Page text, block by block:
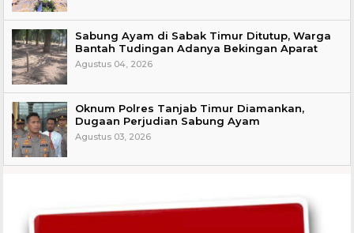
Sabung Ayam di Sabak Timur Ditutup, Warga
Bantah Tudingan Adanya Bekingan Aparat
Agustus 04, 2026
Oknum Polres Tanjab Timur Diamankan,
Dugaan Perjudian Sabung Ayam
Agustus 03, 2026